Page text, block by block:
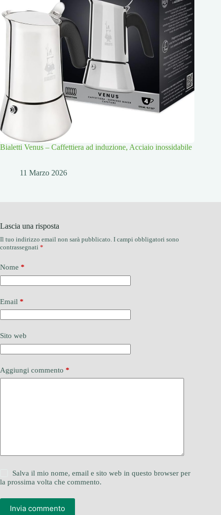
Bialetti Venus – Caffettiera ad induzione, Acciaio inossidabile
11 Marzo 2026
Lascia una risposta
Il tuo indirizzo email non sarà pubblicato. I campi obbligatori sono
contrassegnati *
Nome *
Email *
Sito web
Aggiungi commento *
Salva il mio nome, email e sito web in questo browser per
la prossima volta che commento.
Invia commento